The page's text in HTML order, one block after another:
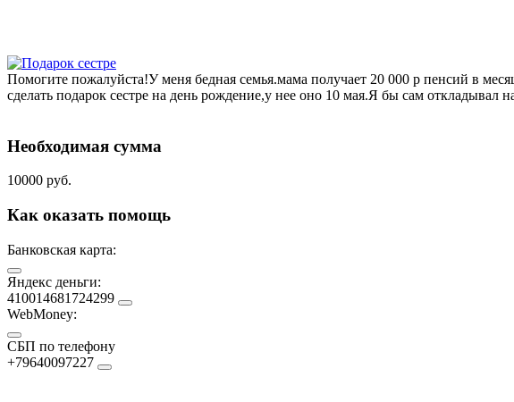
Помогите пожалуйста!У меня бедная семья.мама получает 20 000 р пенсий в
сделать подарок сестре на день рождение,у нее оно 10 мая.Я бы сам откладывал
Необходимая сумма
10000 руб.
Как оказать помощь
Банковская карта:
Яндекс деньги:
410014681724299
WebMoney:
СБП по телефону
+79640097227